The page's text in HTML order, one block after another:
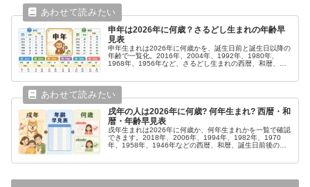
申年は2026年に何歳？さるどし生まれの年齢早
見表
申年生まれは2026年に何歳かを、誕生日前と誕生日以降の
年齢で一覧化。2016年、2004年、1992年、1980年、
1968年、1956年など、さるどし生まれの西暦、和暦、年
戌年の人は2026年に何歳? 何年生まれ? 西暦・和
暦・年齢早見表
戌年生まれは2026年に何歳か、何年生まれかを一覧で確認
できます。2018年、2006年、1994年、1982年、1970
年、1958年、1946年などの西暦、和暦、誕生日前後の年